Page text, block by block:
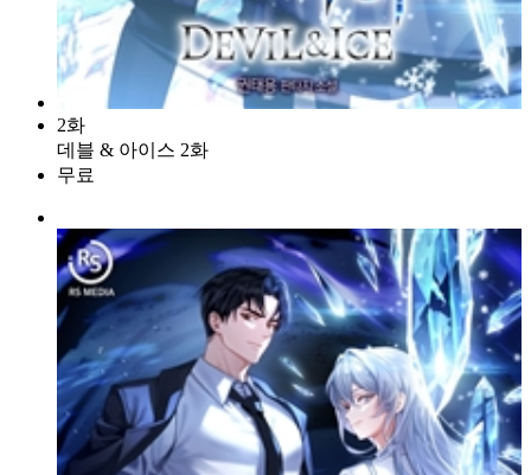
2화
데블 & 아이스 2화
무료